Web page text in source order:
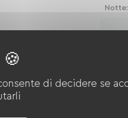
Notte:
di decidere se